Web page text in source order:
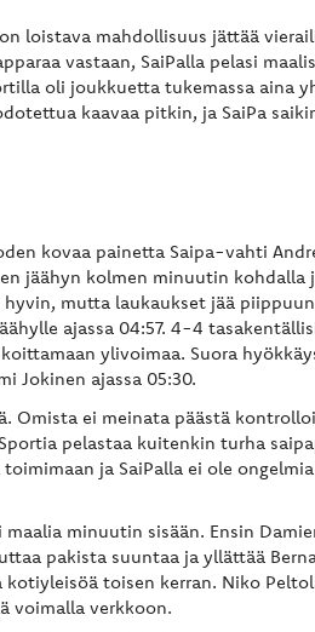
loistava mahdollisuus jättää
vastaan, SaiPalla pelasi
oli joukkuetta tukemassa aina
kaavaa pitkin, ja SaiPa
kovaa painetta Saipa-vahti
jäähyn kolmen minuutin kohdalla
mutta laukaukset jää
ajassa 04:57. 4-4
ylivoimaa. Suora
Jokinen ajassa 05:30.
Omista ei meinata päästä
pelastaa kuitenkin turha
ja SaiPalla ei ole
minuutin sisään. Ensin
pakista suuntaa ja yllättää
kotiyleisöä toisen kerran. Niko
voimalla verkkoon.